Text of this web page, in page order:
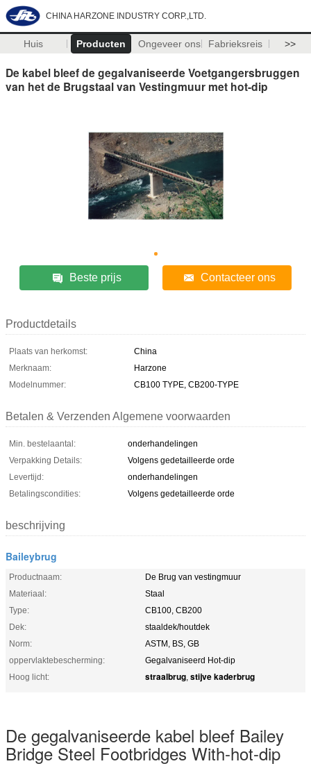
CHINA HARZONE INDUSTRY CORP.,LTD.
Huis Producten Ongeveer ons Fabrieksreis >>
De kabel bleef de gegalvaniseerde Voetgangersbruggen
van het de Brugstaal van Vestingmuur met hot-dip
Beste prijs Contacteer ons
Productdetails
Plaats van herkomst:
China
Merknaam:
Harzone
Modelnummer:
CB100 TYPE, CB200-TYPE
Betalen & Verzenden Algemene voorwaarden
Min. bestelaantal:
onderhandelingen
Verpakking Details:
Volgens gedetailleerde orde
Levertijd:
onderhandelingen
Betalingscondities:
Volgens gedetailleerde orde
beschrijving
Baileybrug
Productnaam:
De Brug van vestingmuur
Materiaal:
Staal
Type:
CB100, CB200
Dek:
staaldek/houtdek
Norm:
ASTM, BS, GB
oppervlaktebescherming:
Gegalvaniseerd Hot-dip
Hoog licht:
straalbrug, stijve kaderbrug
De gegalvaniseerde kabel bleef Bailey
Bridge Steel Footbridges With-hot-dip